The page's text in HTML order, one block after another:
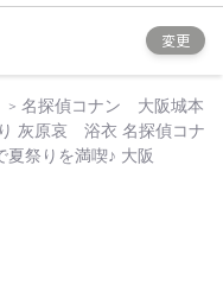
変更
名探偵コナン 大阪城本
灰原哀 浴衣 名探偵コナ
夏祭りを満喫♪ 大阪